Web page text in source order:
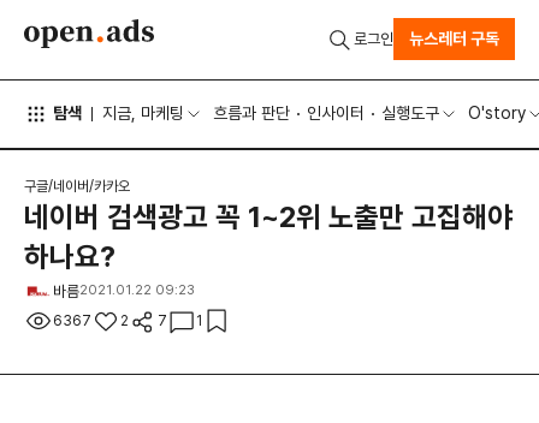
탐색 지금, 마케팅 흐름과 판단 인사이터 실행도구 O'story
로그인 뉴스레터 구독
구글/네이버/카카오
네이버 검색광고 꼭 1~2위 노출만 고집해야
하나요?
바름2021.01.22 09:23
6367 2 7 1